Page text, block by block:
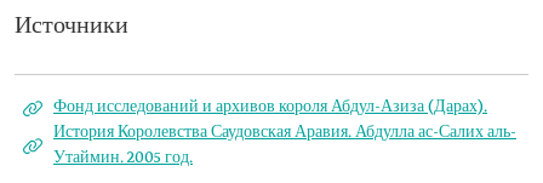
Источники
Фонд исследований и архивов короля Абдул-Азиза (Дарах).
История Королевства Саудовская Аравия. Абдулла ас-Салих аль-
Утаймин. 2005 год.